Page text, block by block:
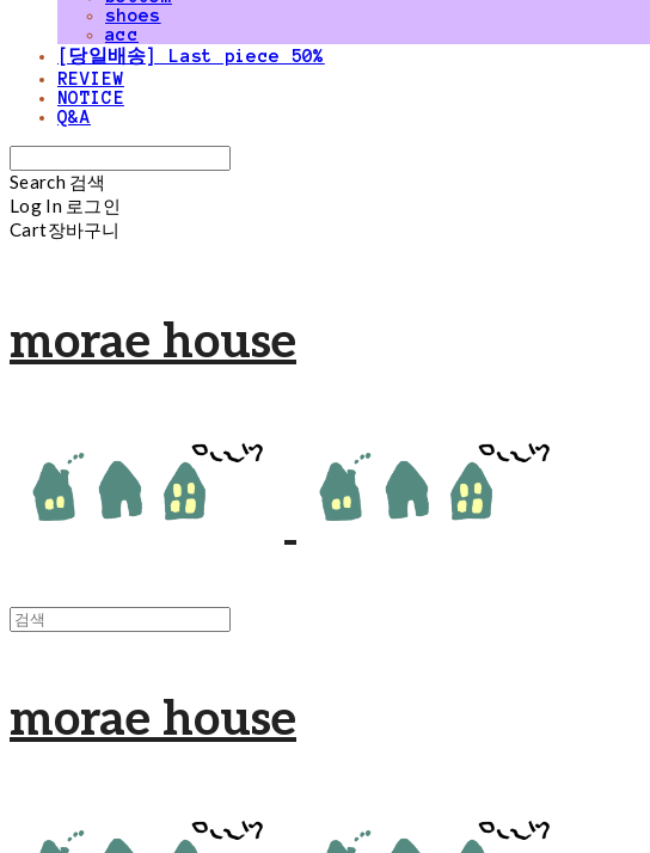
shoes
acc
[당일배송] Last piece 50%
REVIEW
NOTICE
Q&A
Search 검색
Log In 로그인
Cart장바구니
morae house
morae house